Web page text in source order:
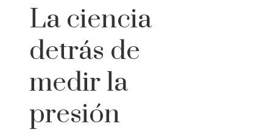
La ciencia
detrás de
medir la
presión